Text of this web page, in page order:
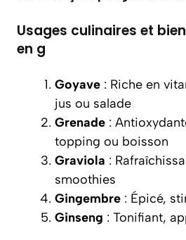
Usages culinaires et
en g
Goyave : Riche en
jus ou salade
Grenade :
topping ou boisson
Graviola :
smoothies
Gingembre : Épicé,
Ginseng : Tonifiant,